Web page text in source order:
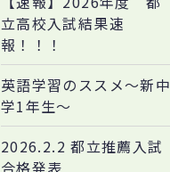
立高校入試結果速
報！！！
英語学習のススメ～新中
学1年生～
2026.2.2 都立推薦入試
合格発表